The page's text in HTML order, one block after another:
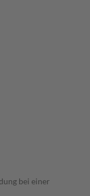
bei einer